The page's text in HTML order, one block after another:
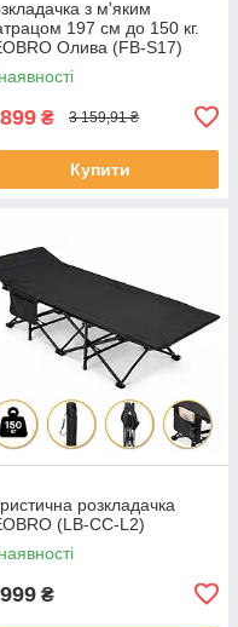
з м'яким
197 см до 150 кг.
Олива (FB-S17)
₴ 3 159,91 ₴
Купити
розкладачка
(LB-CC-L2)
₴